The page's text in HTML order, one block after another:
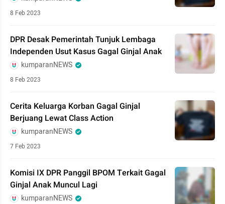
8 Feb 2023
DPR Desak Pemerintah Tunjuk Lembaga
Independen Usut Kasus Gagal Ginjal Anak
kumparanNEWS
8 Feb 2023
Cerita Keluarga Korban Gagal Ginjal
Berjuang Lewat Class Action
kumparanNEWS
7 Feb 2023
Komisi IX DPR Panggil BPOM Terkait Gagal
Ginjal Anak Muncul Lagi
kumparanNEWS